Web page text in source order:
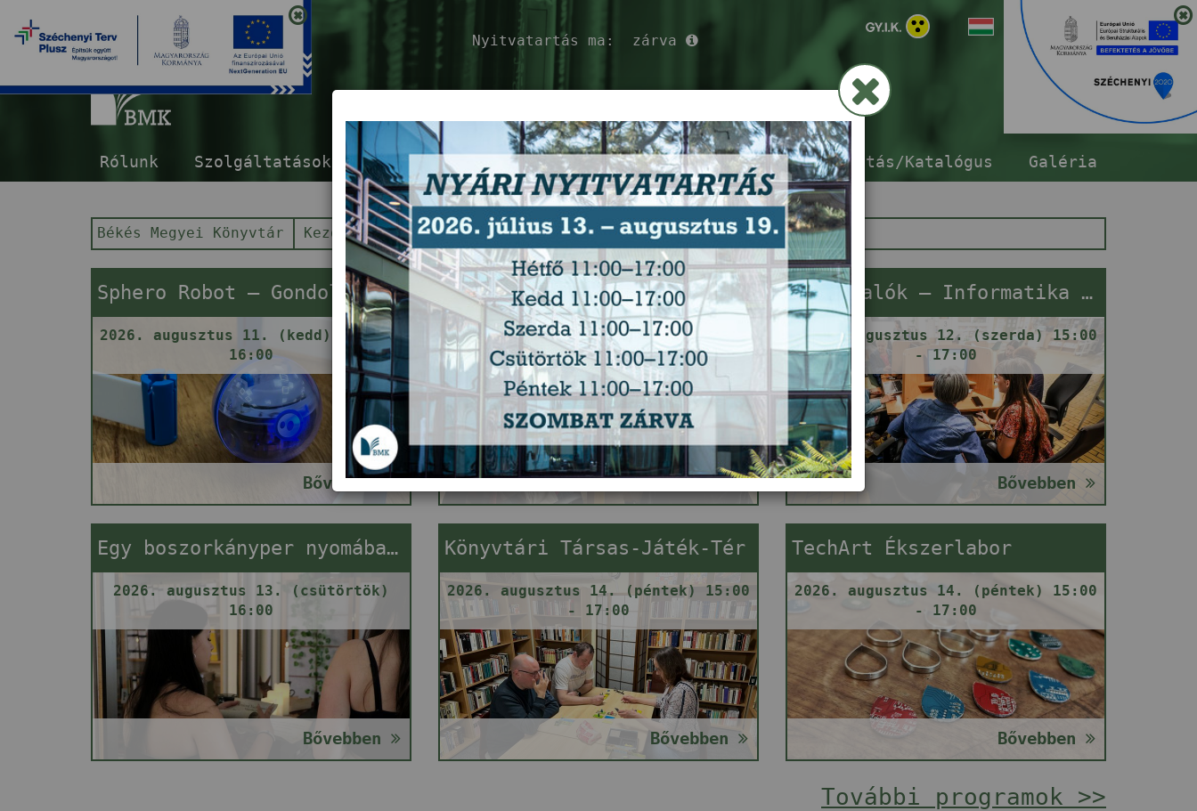
Nyitvatartás ma: zárva
Békés Megyei Könyvtár
Rólunk Szolgáltatások E-szolgáltatások Események Ajánló Hosszabbítás/Katalógus Galéria
Békés Megyei Könyvtár Kezdőlap
Sphero Robot – Gondolkodj gömbben!
2026. augusztus 11. (kedd) 14:00 -
16:00
Bővebben
Gamedev Klub
2026. augusztus 12. (szerda) 15:00
- 16:45
Bővebben
Netrevalók – Informatika segítségnyújtás
2026. augusztus 12. (szerda) 15:00
- 17:00
Bővebben
Egy boszorkányper nyomában (szabadulós játék)
2026. augusztus 13. (csütörtök)
16:00
Bővebben
Könyvtári Társas-Játék-Tér
2026. augusztus 14. (péntek) 15:00
- 17:00
Bővebben
TechArt Ékszerlabor
2026. augusztus 14. (péntek) 15:00
- 17:00
Bővebben
További programok >>